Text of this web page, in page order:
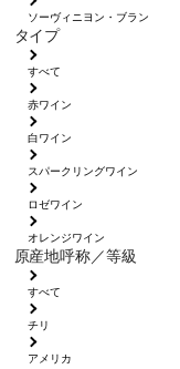
ソーヴィニヨン・ブラン
タイプ
すべて
赤ワイン
白ワイン
スパークリングワイン
ロゼワイン
オレンジワイン
原産地呼称／等級
すべて
チリ
アメリカ